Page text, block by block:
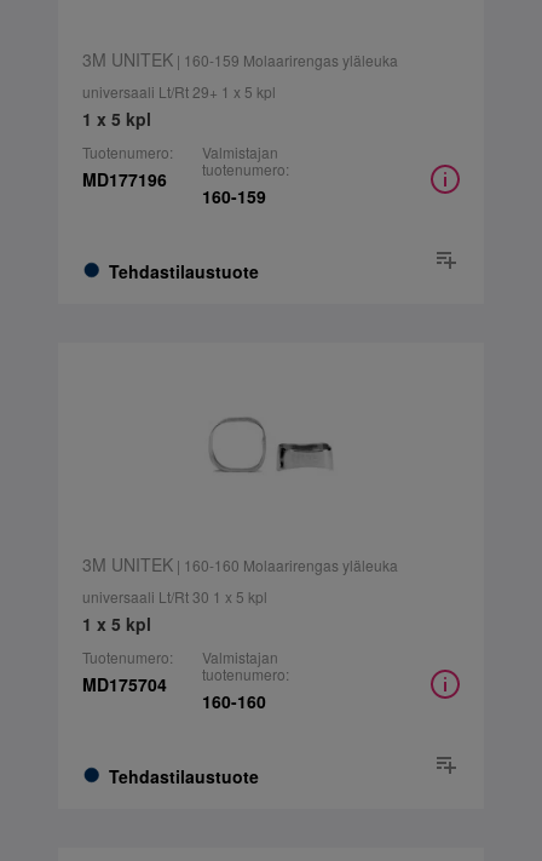
3M UNITEK| 160-159 Molaarirengas yläleuka
universaali Lt/Rt 29+ 1 x 5 kpl
1 x 5 kpl
Tuotenumero:
MD177196
Tehdastilaustuote
Valmistajan
tuotenumero:
160-159
3M UNITEK| 160-160 Molaarirengas yläleuka
universaali Lt/Rt 30 1 x 5 kpl
1 x 5 kpl
Tuotenumero:
MD175704
Tehdastilaustuote
Valmistajan
tuotenumero:
160-160